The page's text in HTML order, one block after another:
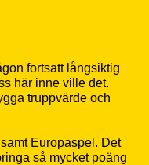
fortsatt långsiktig
här inne ville det.
truppvärde och
Europaspel. Det
så mycket poäng